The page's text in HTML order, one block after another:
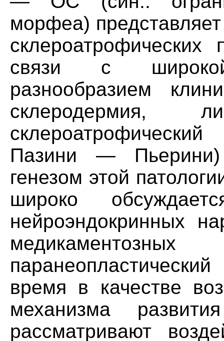
морфеа)
связи с широкой
разнообразием
склеродермия,
Пазини — Пьерини)
генезом этой
широко
нейроэндокринных
время в качестве
механизма
рассматривают